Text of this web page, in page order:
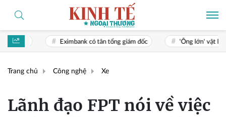
Eximbank có tân tổng giám đốc 'Ông lớn' vật liệu xây dựng Thái
Trang chủ Công nghệ Xe
Lãnh đạo FPT nói về việc